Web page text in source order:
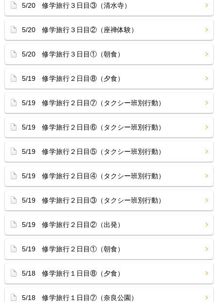
5/20 修学旅行３日目③（清水寺）
5/20 修学旅行３日目②（座禅体験）
5/20 修学旅行３日目①（朝食）
5/19 修学旅行２日目⑧（夕食）
5/19 修学旅行２日目⑦（タクシー班別行動）
5/19 修学旅行２日目⑥（タクシー班別行動）
5/19 修学旅行２日目⑤（タクシー班別行動）
5/19 修学旅行２日目④（タクシー班別行動）
5/19 修学旅行２日目③（タクシー班別行動）
5/19 修学旅行２日目②（出発）
5/19 修学旅行２日目①（朝食）
5/18 修学旅行１日目⑧（夕食）
5/18 修学旅行１日目⑦（奈良公園）